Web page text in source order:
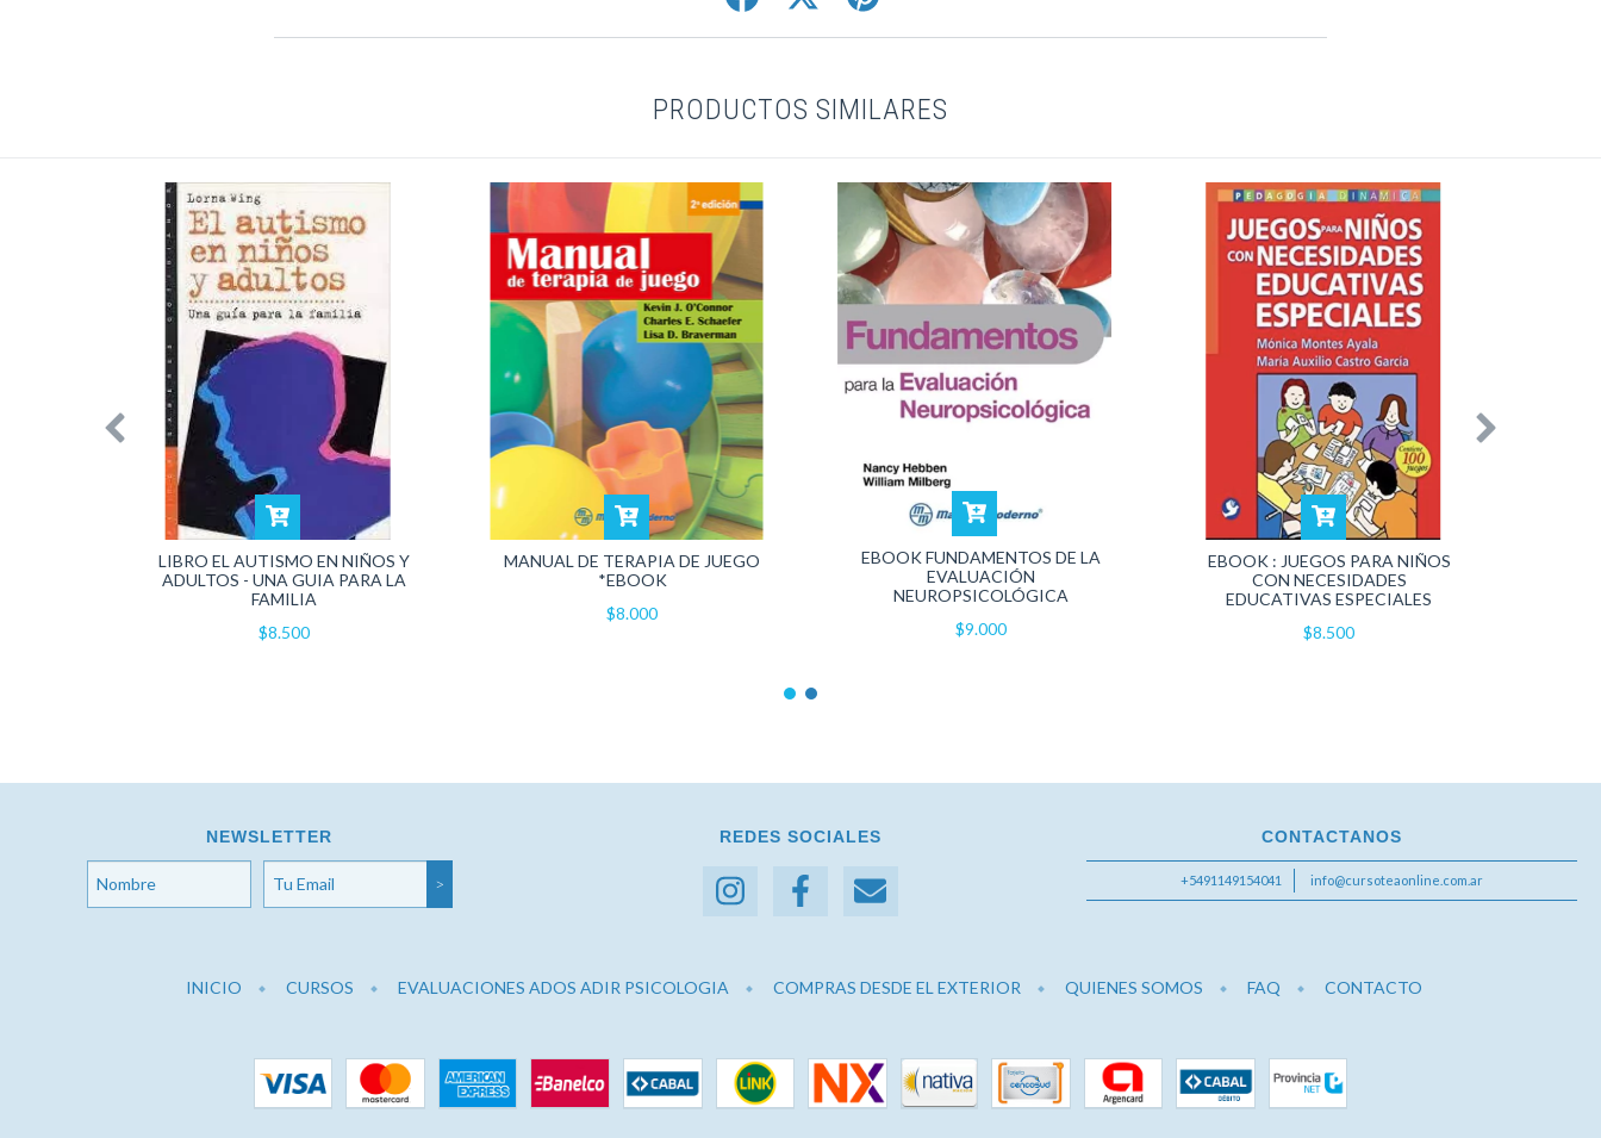
PRODUCTOS SIMILARES
LIBRO EL AUTISMO EN NIÑOS Y
ADULTOS - UNA GUIA PARA LA
FAMILIA
$8.500
MANUAL DE TERAPIA DE JUEGO
*EBOOK
$8.000
EBOOK FUNDAMENTOS DE LA
EVALUACIÓN
NEUROPSICOLÓGICA
$9.000
EBOOK : JUEGOS PARA NIÑOS
CON NECESIDADES
EDUCATIVAS ESPECIALES
$8.500
NEWSLETTER REDES SOCIALES CONTACTANOS
+5491149154041 info@cursoteaonline.com.ar
INICIO CURSOS EVALUACIONES ADOS ADIR PSICOLOGIA COMPRAS DESDE EL EXTERIOR QUIENES SOMOS FAQ CONTACTO